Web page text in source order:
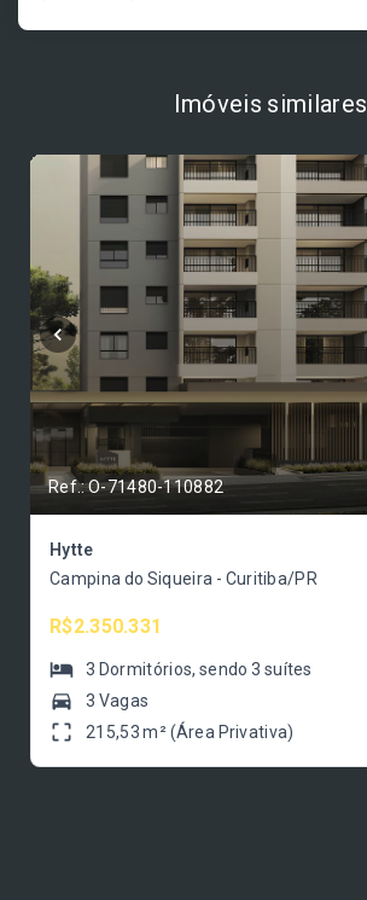
Imóveis similares
Ref.: O-71480-110882
Hytte
Campina do Siqueira - Curitiba/PR
R$2.350.331
3 Dormitórios, sendo3 suítes
3 Vagas
215,53 m² (Área Privativa)